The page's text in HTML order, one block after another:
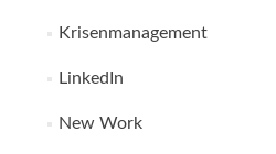
Krisenmanagement
LinkedIn
New Work